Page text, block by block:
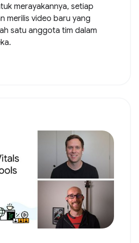
merayakannya, setiap
merilis video baru yang
satu anggota tim dalam